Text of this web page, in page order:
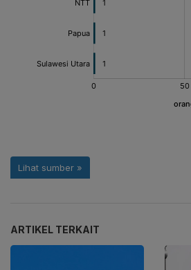
ARTIKEL TERKAIT